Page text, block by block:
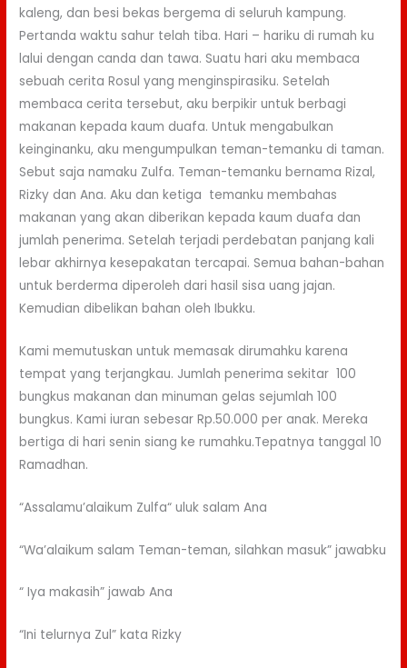
kaleng, dan besi bekas bergema di seluruh kampung.
Pertanda waktu sahur telah tiba. Hari – hariku di rumah ku
lalui dengan canda dan tawa. Suatu hari aku membaca
sebuah cerita Rosul yang menginspirasiku. Setelah
membaca cerita tersebut, aku berpikir untuk berbagi
makanan kepada kaum duafa. Untuk mengabulkan
keinginanku, aku mengumpulkan teman-temanku di taman.
Sebut saja namaku Zulfa. Teman-temanku bernama Rizal,
Rizky dan Ana. Aku dan ketiga temanku membahas
makanan yang akan diberikan kepada kaum duafa dan
jumlah penerima. Setelah terjadi perdebatan panjang kali
lebar akhirnya kesepakatan tercapai. Semua bahan-bahan
untuk berderma diperoleh dari hasil sisa uang jajan.
Kemudian dibelikan bahan oleh Ibukku.
Kami memutuskan untuk memasak dirumahku karena
tempat yang terjangkau. Jumlah penerima sekitar 100
bungkus makanan dan minuman gelas sejumlah 100
bungkus. Kami iuran sebesar Rp.50.000 per anak. Mereka
bertiga di hari senin siang ke rumahku.Tepatnya tanggal 10
Ramadhan.
“Assalamu’alaikum Zulfa“ uluk salam Ana
“Wa’alaikum salam Teman-teman, silahkan masuk” jawabku
“ Iya makasih” jawab Ana
“Ini telurnya Zul” kata Rizky